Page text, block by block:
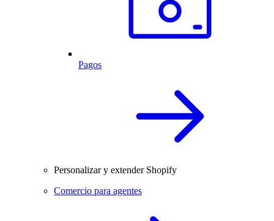
Pagos
Personalizar y extender Shopify
Comercio para agentes